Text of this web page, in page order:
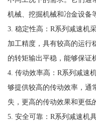
机械、挖掘机械和冶金设备
3. 稳定性高：R系列减速机
加工精度，具有较高的运行
的转矩输出平稳，能够保证
4. 传动效率高：R系列减速
够提供较高的传动效率，通
失，更高的传动效果和更低
5. 安全可靠：R系列减速机